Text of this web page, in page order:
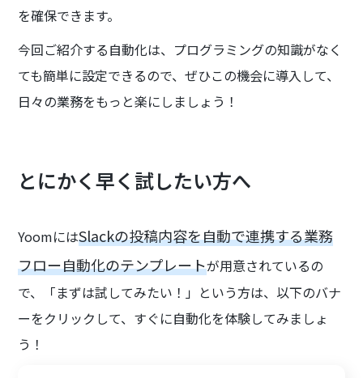
を確保できます。
今回ご紹介する自動化は、プログラミングの知識がなく
ても簡単に設定できるので、ぜひこの機会に導入して、
日々の業務をもっと楽にしましょう！
とにかく早く試したい方へ
YoomにはSlackの投稿内容を自動で連携する業務
フロー自動化のテンプレートが用意されているの
で、「まずは試してみたい！」という方は、以下のバナ
ーをクリックして、すぐに自動化を体験してみましょ
う！